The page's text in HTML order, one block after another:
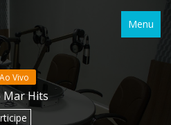
Menu
Ao Vivo
Mar Hits